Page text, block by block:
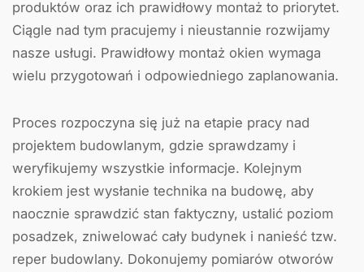
produktów oraz ich prawidłowy montaż to priorytet.
Ciągle nad tym pracujemy i nieustannie rozwijamy
nasze usługi. Prawidłowy montaż okien wymaga
wielu przygotowań i odpowiedniego zaplanowania.
Proces rozpoczyna się już na etapie pracy nad
projektem budowlanym, gdzie sprawdzamy i
weryfikujemy wszystkie informacje. Kolejnym
krokiem jest wysłanie technika na budowę, aby
naocznie sprawdzić stan faktyczny, ustalić poziom
posadzek, zniwelować cały budynek i nanieść tzw.
reper budowlany. Dokonujemy pomiarów otworów